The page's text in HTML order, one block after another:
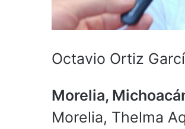
Octavio Ortiz
Morelia,
Morelia, Thelma